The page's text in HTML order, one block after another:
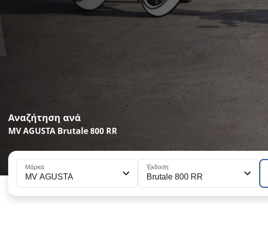
Αναζήτηση ανά
MV AGUSTA Brutale 800 RR
Μάρκα
MV AGUSTA
Έκδοση
Brutale 800 RR